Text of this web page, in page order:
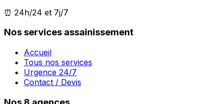
⏰ 24h/24 et 7j/7
Nos services assainissement
Accueil
Tous nos services
Urgence 24/7
Contact / Devis